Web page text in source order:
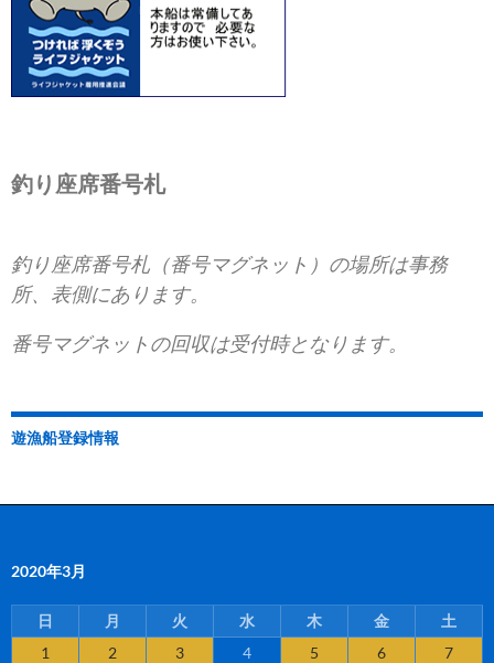
釣り座席番号札
釣り座席番号札（番号マグネット）の場所は事務
所、表側にあります。
番号マグネットの回収は受付時となります。
遊漁船登録情報
2020年3月
日 月 火 水 木 金
土
1
2 3 4 5 6
7